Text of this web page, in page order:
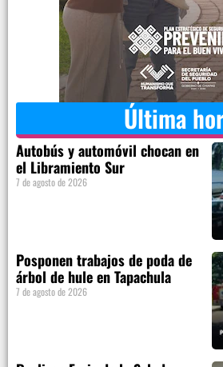
Última
Autobús y automóvil chocan en
el Libramiento Sur
7 de agosto de 2026
Posponen trabajos de poda de
árbol de hule en Tapachula
7 de agosto de 2026